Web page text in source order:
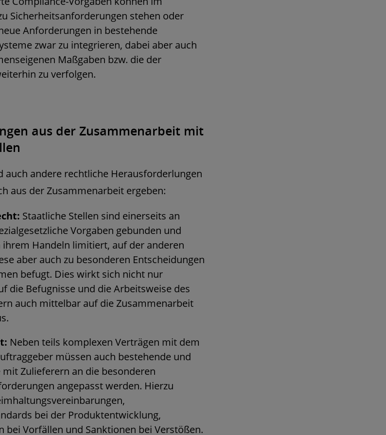
Sicherheitsanforderungen stehen oder
Anforderungen in bestehende
zwar zu integrieren, dabei aber auch
Maßgaben bzw. die der
zu verfolgen.
aus der Zusammenarbeit mit
auch andere rechtliche Herausforderlungen
aus der Zusammenarbeit ergeben:
Staatliche Stellen sind einerseits an
Vorgaben gebunden und
ihrem Handeln limitiert, auf der anderen
aber auch zu besonderen Entscheidungen
befugt. Dies wirkt sich nicht nur
die Befugnisse und die Arbeitsweise des
auch mittelbar auf die Zusammenarbeit
Neben teils komplexen Verträgen mit dem
müssen auch bestehende und
mit Zulieferern an die besonderen
angepasst werden. Hierzu
bei der Produktentwicklung,
bei Vorfällen und Sanktionen bei Verstößen.